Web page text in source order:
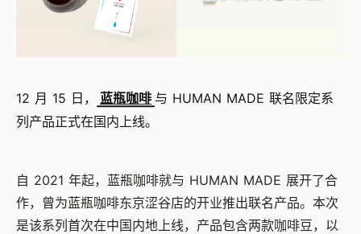
12 月 15 日， 蓝瓶咖啡 与 HUMAN MADE 联名限定系
列产品正式在国内上线。
自 2021 年起，蓝瓶咖啡就与 HUMAN MADE 展开了合
作，曾为蓝瓶咖啡东京涩谷店的开业推出联名产品。本次
是该系列首次在中国内地上线，产品包含两款咖啡豆，以